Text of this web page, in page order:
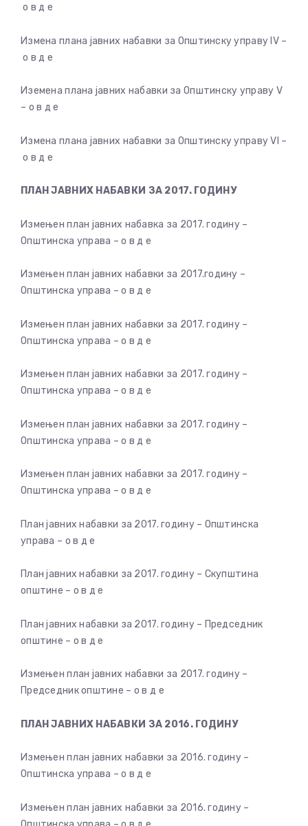
о в д е
Измена плана јавних набавки за Општинску управу IV –
о в д е
Иземена плана јавних набавки за Општинску управу V
– о в д е
Измена плана јавних набавки за Општинску управу VI –
о в д е
ПЛАН ЈАВНИХ НАБАВКИ ЗА 2017. ГОДИНУ
Измењен план јавних набавка за 2017. годину –
Општинска управа – о в д е
Измењен план јавних набавки за 2017.годину –
Општинска управа – о в д е
Измењен план јавних набавки за 2017. годину –
Општинска управа – о в д е
Измењен план јавних набавки за 2017. годину –
Општинска управа – о в д е
Измењен план јавних набавки за 2017. годину –
Општинска управа – о в д е
Измењен план јавних набавки за 2017. годину –
Општинска управа – о в д е
План јавних набавки за 2017. годину – Општинска
управа – о в д е
План јавних набавки за 2017. годину – Скупштина
општине – о в д е
План јавних набавки за 2017. годину – Председник
општине – о в д е
Измењен план јавних набавки за 2017. годину –
Председник општине – о в д е
ПЛАН ЈАВНИХ НАБАВКИ ЗА 2016. ГОДИНУ
Измењен план јавних набавки за 2016. годину –
Општинска управа – о в д е
Измењен план јавних набавки за 2016. годину –